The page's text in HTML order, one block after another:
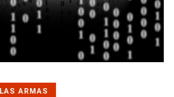
LAS ARMAS